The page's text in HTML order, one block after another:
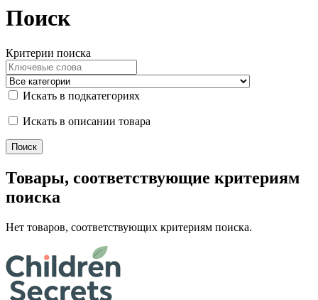
Поиск
Критерии поиска
Искать в подкатегориях
Искать в описании товара
Товары, соответствующие критериям
поиска
Нет товаров, соответствующих критериям поиска.